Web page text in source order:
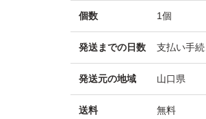
個数 1個
発送までの日数 支払い手
発送元の地域 山口県
送料
無料